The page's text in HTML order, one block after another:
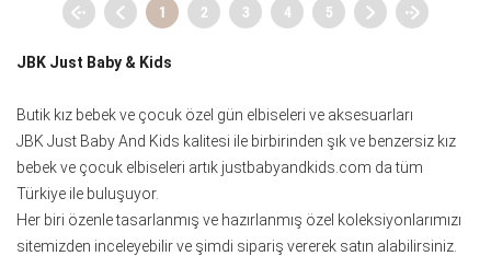
1 2 3 4 5
JBK Just Baby & Kids
Butik kız bebek ve çocuk özel gün elbiseleri ve aksesuarları
JBK Just Baby And Kids kalitesi ile birbirinden şık ve benzersiz kız
bebek ve çocuk elbiseleri artık justbabyandkids.com da tüm
Türkiye ile buluşuyor.
Her biri özenle tasarlanmış ve hazırlanmış özel koleksiyonlarımızı
sitemizden inceleyebilir ve şimdi sipariş vererek satın alabilirsiniz.